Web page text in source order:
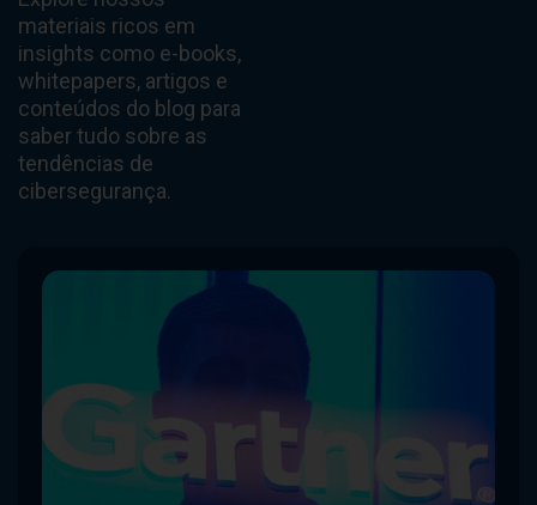
materiais ricos em
insights como e-books,
whitepapers, artigos e
conteúdos do blog para
saber tudo sobre as
tendências de
cibersegurança.